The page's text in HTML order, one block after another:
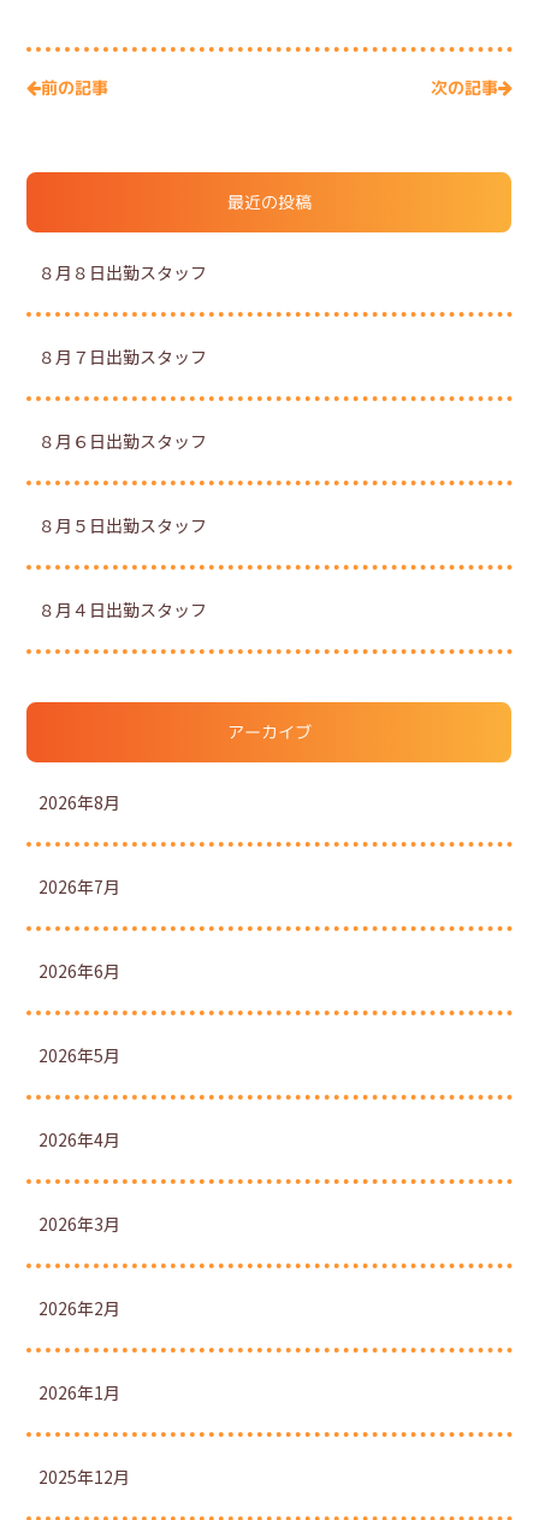
前の記事 次の記事
最近の投稿
８月８日出勤スタッフ
８月７日出勤スタッフ
８月６日出勤スタッフ
８月５日出勤スタッフ
８月４日出勤スタッフ
アーカイブ
2026年8月
2026年7月
2026年6月
2026年5月
2026年4月
2026年3月
2026年2月
2026年1月
2025年12月